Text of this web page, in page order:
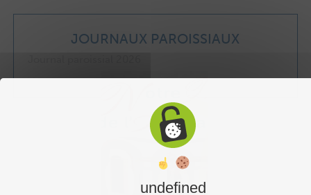
JOURNAUX PAROISSIAUX
undefined